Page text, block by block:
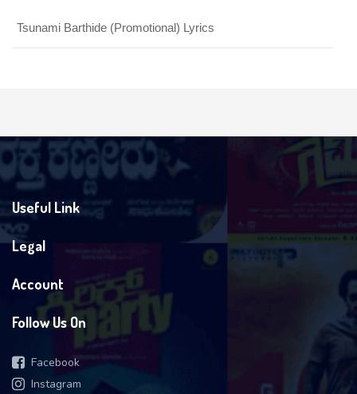
Tsunami Barthide (Promotional) Lyrics
Useful Link
Legal
Account
Follow Us On
Facebook
Instagram